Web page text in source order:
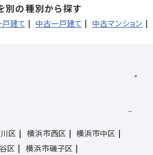
別の種別から探す
建て 中古一戸建て
中古マンション
区 横浜市西区
横浜市中区
区
横浜市磯子区